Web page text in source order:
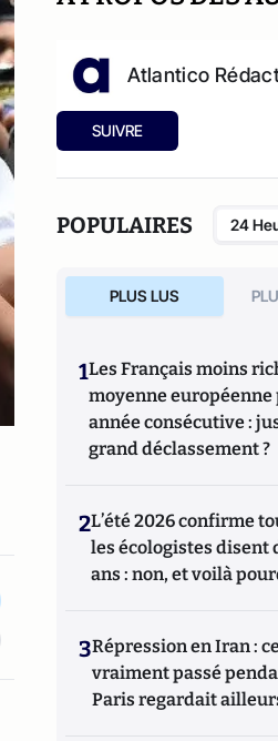
Atlantico
SUIVRE
POPULAIRES 24
PLUS LUS
1Les Français moins
moyenne européenne
année consécutive :
grand déclassement ?
2L’été 2026 confirme
les écologistes disent
ans : non, et voilà
3Répression en Iran :
vraiment passé
Paris regardait